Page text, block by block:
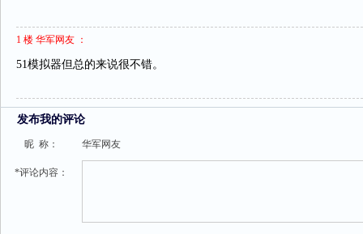
1 楼 华军网友 ：
51模拟器但总的来说很不错。
发布我的评论
昵 称： 华军网友
*评论内容：